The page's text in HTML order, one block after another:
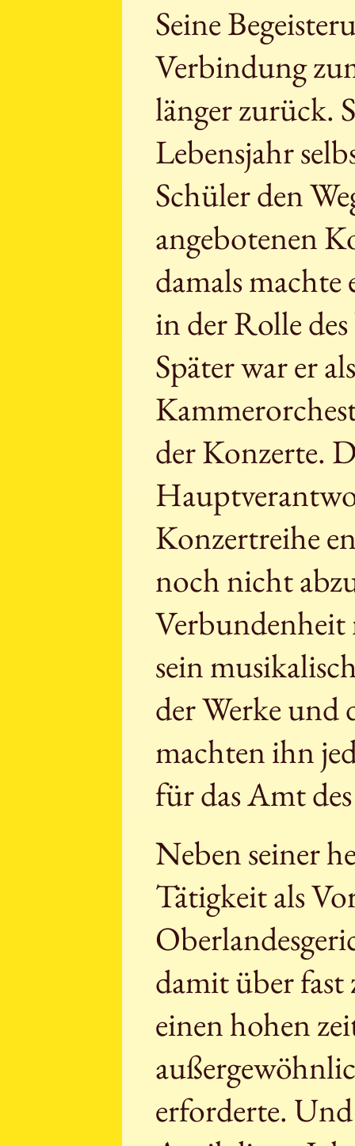
Seine
Verbindung
länger zurück.
Lebensjahr
Schüler den
angebotenen
damals
in der Rolle
Später war er
der Konzerte.
Konzertreihe
noch nicht
Verbundenheit
sein
der Werke und
machten ihn
für das Amt
Neben seiner
Tätigkeit als
damit über fast
einen hohen
erforderte.